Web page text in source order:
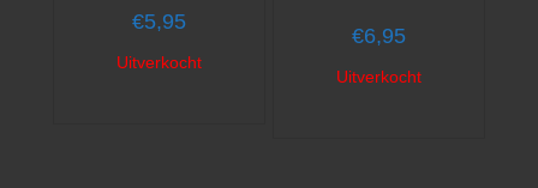
€5,95
Uitverkocht
€6,95
Uitverkocht